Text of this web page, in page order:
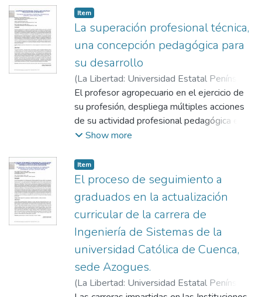
Item
La superación profesional técnica,
una concepción pedagógica para
su desarrollo
(La Libertad: Universidad Estatal Península
de Santa Elena, 2015,2015)Fernández
Barrios, Madelyn;Torres Domínguez, Jesús
Jerez González, Ana Cecilia
El profesor agropecuario en el ejercicio de
su profesión, despliega múltiples acciones
de su actividad profesional pedagógica en
los diferentes contextos de actuación, lo
científico-técnica en la especialidad que
enseña, a partir de su encargo social. Esta
investigación responde a la necesidad de
contribuir al mejoramiento de uno de los
problemas actuales de este subsistema: la
superación profesional técnica de los
profesores agropecuarios de la Educación
Técnica y Profesional. En el estudio
exploratorio, se constataron debilidades en
el proceso de superación profesional técnica
Show more
Item
El proceso de seguimiento a
graduados en la actualización
curricular de la carrera de
Ingeniería de Sistemas de la
universidad Católica de Cuenca,
sede Azogues.
(La Libertad: Universidad Estatal Península